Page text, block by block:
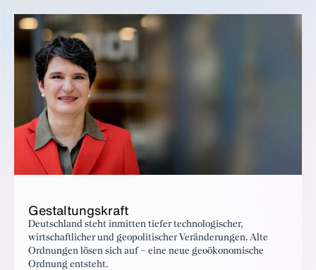
Gestaltungskraft
Deutschland steht inmitten tiefer technologischer,
wirtschaftlicher und geopolitischer Veränderungen. Alte
Ordnungen lösen sich auf – eine neue geoökonomische
Ordnung entsteht.